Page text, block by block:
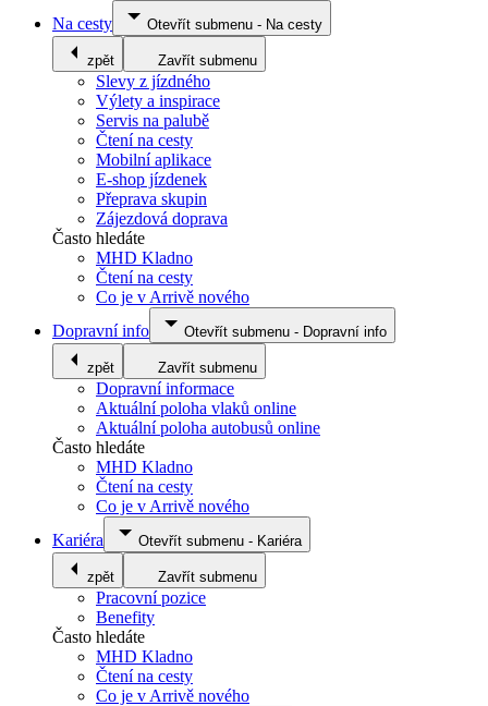
Na cesty
Otevřít submenu - Na cesty
zpět Zavřít submenu
Slevy z jízdného
Výlety a inspirace
Servis na palubě
Čtení na cesty
Mobilní aplikace
E-shop jízdenek
Přeprava skupin
Zájezdová doprava
Často hledáte
MHD Kladno
Čtení na cesty
Co je v Arrivě nového
Dopravní info
Otevřít submenu - Dopravní info
zpět Zavřít submenu
Dopravní informace
Aktuální poloha vlaků online
Aktuální poloha autobusů online
Často hledáte
MHD Kladno
Čtení na cesty
Co je v Arrivě nového
Kariéra
Otevřít submenu - Kariéra
zpět Zavřít submenu
Pracovní pozice
Benefity
Často hledáte
MHD Kladno
Čtení na cesty
Co je v Arrivě nového